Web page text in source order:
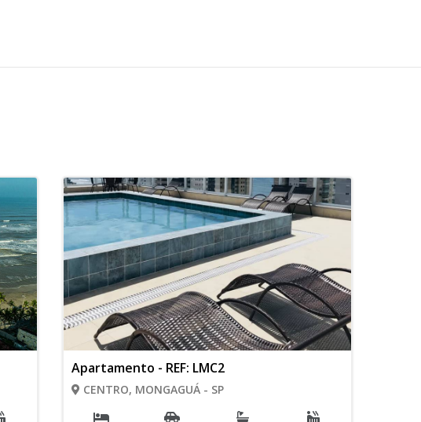
Apartamento - REF: LMC2
CENTRO, MONGAGUÁ - SP